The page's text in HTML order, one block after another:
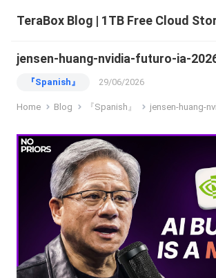
jensen-huang-nvidia-futuro-ia-
『Spanish』 29/06/2026
Home Blog 『Spanish』 jensen-huang-